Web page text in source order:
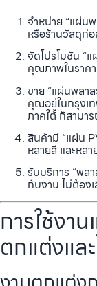
จำหน่าย “แผ่น
หรือร้านวัสดุก่
จัดโปรโมชัน “
คุณภาพในราค
ขาย “แผ่นพลา
คุณอยู่ในกรุงเ
ภาคใต้ ก็สามาร
สินค้ามี “แผ่น
หลายสี และหล
รับบริการ “พล
กับงาน ไม่ต้อง
การใช้งา
ตกแต่งแล